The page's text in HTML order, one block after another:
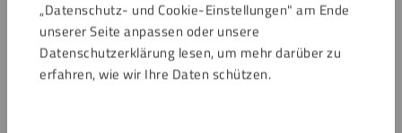
„Datenschutz- und Cookie-Einstellungen" am Ende
unserer Seite anpassen oder unsere
Datenschutzerklärung lesen, um mehr darüber zu
erfahren, wie wir Ihre Daten schützen.